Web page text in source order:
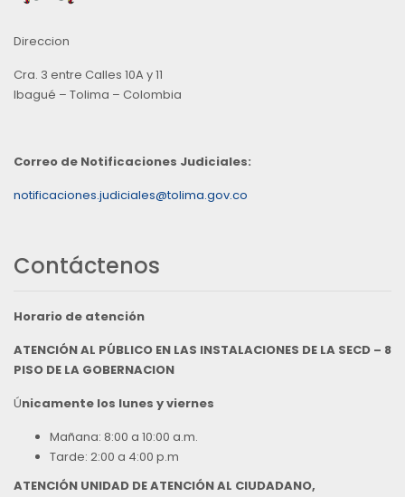
Direccion
Cra. 3 entre Calles 10A y 11
Ibagué – Tolima – Colombia
Correo de Notificaciones Judiciales:
notificaciones.judiciales@tolima.gov.co
Contáctenos
Horario de atención
ATENCIÓN AL PÚBLICO EN LAS INSTALACIONES DE LA SECD – 8
PISO DE LA GOBERNACION
Únicamente los lunes y viernes
Mañana: 8:00 a 10:00 a.m.
Tarde: 2:00 a 4:00 p.m
ATENCIÓN UNIDAD DE ATENCIÓN AL CIUDADANO,